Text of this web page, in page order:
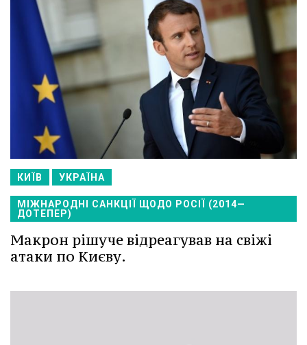
КИЇВ УКРАЇНА
МІЖНАРОДНІ САНКЦІЇ ЩОДО РОСІЇ (2014—
ДОТЕПЕР)
Макрон рішуче відреагував на свіжі
атаки по Києву.